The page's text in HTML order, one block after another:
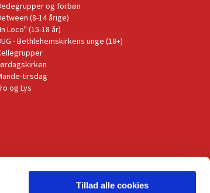
Tillad alle cookies
og forbøn
(8-14 årige)
Loco" (15-18 år)
- Bethlehemskirkens unge (18+)
tirsdag
og Lys